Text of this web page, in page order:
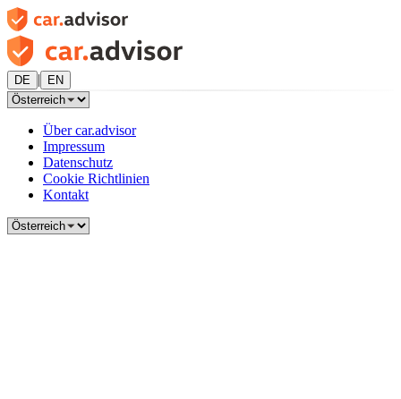
DE | EN
Über car.advisor
Impressum
Datenschutz
Cookie Richtlinien
Kontakt